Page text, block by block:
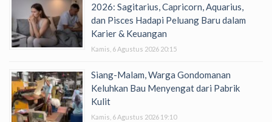
2026: Sagitarius, Capricorn, Aquarius,
dan Pisces Hadapi Peluang Baru dalam
Karier & Keuangan
Kamis, 6 Agustus 2026 20:15
Siang-Malam, Warga Gondomanan
Keluhkan Bau Menyengat dari Pabrik
Kulit
Kamis, 6 Agustus 2026 19:10